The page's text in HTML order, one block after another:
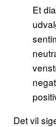
Et
Det vil